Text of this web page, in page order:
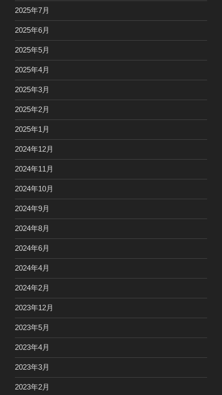
2025年7月
2025年6月
2025年5月
2025年4月
2025年3月
2025年2月
2025年1月
2024年12月
2024年11月
2024年10月
2024年9月
2024年8月
2024年6月
2024年4月
2024年2月
2023年12月
2023年5月
2023年4月
2023年3月
2023年2月